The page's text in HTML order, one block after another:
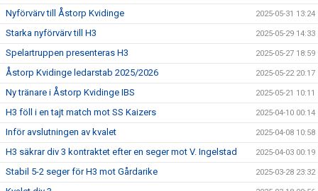
Nyförvärv till Åstorp Kvidinge 2025-05-31 13:24
Starka nyförvärv till H3 2025-05-29 14:33
Spelartruppen presenteras H3 2025-05-27 18:59
Åstorp Kvidinge ledarstab 2025/2026 2025-05-22 20:17
Ny tränare i Åstorp Kvidinge IBS 2025-05-21 10:11
H3 föll i en tajt match mot SS Kaizers 2025-04-10 00:14
Inför avslutningen av kvalet 2025-04-08 10:58
H3 säkrar div 3 kontraktet efter en seger mot V. Ingelstad 2025-04-03 00:19
Stabil 5-2 seger för H3 mot Gårdarike 2025-03-28 23:32